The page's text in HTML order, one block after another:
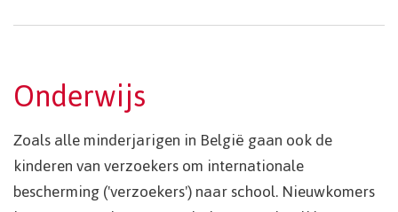
Onderwijs
Zoals alle minderjarigen in België gaan ook de
kinderen van verzoekers om internationale
bescherming ('verzoekers') naar school. Nieuwkomers